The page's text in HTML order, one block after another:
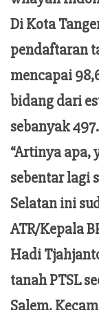
Di Kota
pendaftaran
mencapai
bidang dari
sebanyak
“Artinya apa,
sebentar lagi
Selatan ini
ATR/Kepala
Hadi
tanah PTSL
Salem,